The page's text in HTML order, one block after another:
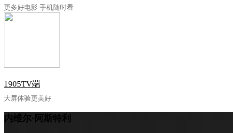
更多好电影 手机随时看
1905TV端
大屏体验更美好
内维尔·阿斯特利